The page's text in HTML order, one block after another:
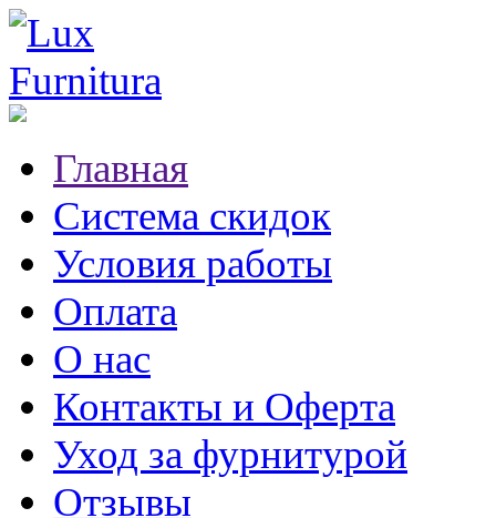
Главная
Система скидок
Условия работы
Оплата
О нас
Контакты и Оферта
Уход за фурнитурой
Отзывы